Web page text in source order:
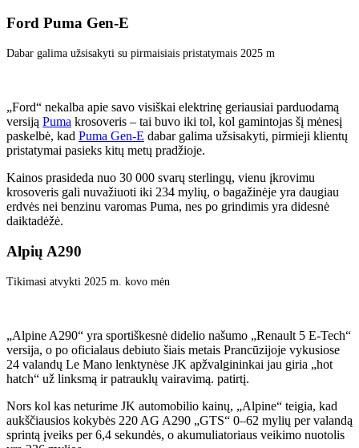
Ford Puma Gen-E
Dabar galima užsisakyti su pirmaisiais pristatymais 2025 m
„Ford“ nekalba apie savo visiškai elektrinę geriausiai parduodamą
versiją Puma krosoveris – tai buvo iki tol, kol gamintojas šį mėnesį
paskelbė, kad Puma Gen-E dabar galima užsisakyti, pirmieji klientų
pristatymai pasieks kitų metų pradžioje.
Kainos prasideda nuo 30 000 svarų sterlingų, vienu įkrovimu
krosoveris gali nuvažiuoti iki 234 mylių, o bagažinėje yra daugiau
erdvės nei benzinu varomas Puma, nes po grindimis yra didesnė
daiktadėžė.
Alpių A290
Tikimasi atvykti 2025 m. kovo mėn
„Alpine A290“ yra sportiškesnė didelio našumo „Renault 5 E-Tech“
versija, o po oficialaus debiuto šiais metais Prancūzijoje vykusiose
24 valandų Le Mano lenktynėse JK apžvalgininkai jau giria „hot
hatch“ už linksmą ir patrauklų vairavimą. patirtį.
Nors kol kas neturime JK automobilio kainų, „Alpine“ teigia, kad
aukščiausios kokybės 220 AG A290 „GTS“ 0–62 mylių per valandą
sprintą įveiks per 6,4 sekundės, o akumuliatoriaus veikimo nuotolis